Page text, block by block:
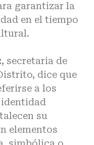
garantizar la
en el tiempo
, secretaria de
dice que
a los
su
elementos